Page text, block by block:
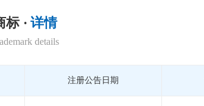
标 · 详情
details
注册公告日期